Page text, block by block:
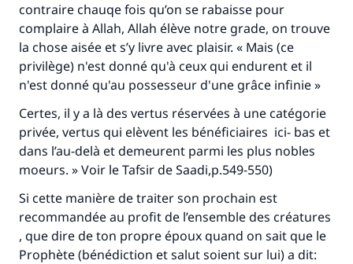
contraire chauqe fois qu’on se rabaisse pour
complaire à Allah, Allah élève notre grade, on trouve
la chose aisée et s’y livre avec plaisir. « Mais (ce
privilège) n'est donné qu'à ceux qui endurent et il
n'est donné qu'au possesseur d'une grâce infinie »
Certes, il y a là des vertus réservées à une catégorie
privée, vertus qui elèvent les bénéficiaires ici- bas et
dans l’au-delà et demeurent parmi les plus nobles
moeurs. » Voir leTafsir de Saadi,p.549-550)
Si cette manière de traiter son prochain est
recommandée au profit de l’ensemble des créatures
, que dire de ton propre époux quand on sait que le
Prophète (bénédiction et salut soient sur lui) a dit: